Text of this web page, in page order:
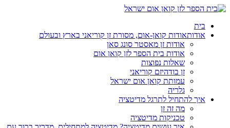
בית
אודותאודות קואן-אום, מסורת זן קוריאני בארץ ובעולם
אודות זן מאסטר סונג סאן
אודות בית הספר לזן קואן אום
שאלות נפוצות
זן בודהיזם קוריאני
עמותת קואן אום ישראל
גלריה
איך להתחיל לתרגל מדיטציה
מה זה זן
טכניקות מדיטציה